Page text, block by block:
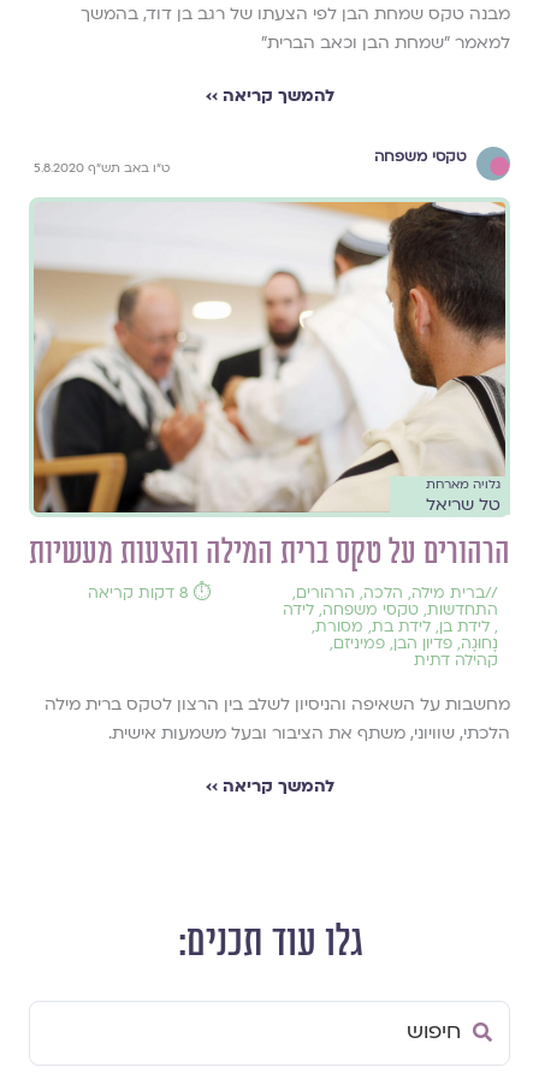
מבנה טקס שמחת הבן לפי הצעתו של רגב בן דוד, בהמשך
למאמר "שמחת הבן וכאב הברית"
להמשך קריאה ››
טקסי משפחה
ט"ו באב תש"ף 5.8.2020
גלויה מארחת
טל שריאל
הרהורים על טקס ברית המילה והצעות מעשיות
//ברית מילה, הלכה, הרהורים,
התחדשות, טקסי משפחה, לידה
, לידת בן, לידת בת, מסורת,
נָחוּגָה, פדיון הבן, פמיניזם,
קהילה דתית
⏱️ 8 דקות קריאה
מחשבות על השאיפה והניסיון לשלב בין הרצון לטקס ברית מילה
הלכתי, שוויוני, משתף את הציבור ובעל משמעות אישית.
להמשך קריאה ››
גלו עוד תכנים:
Search